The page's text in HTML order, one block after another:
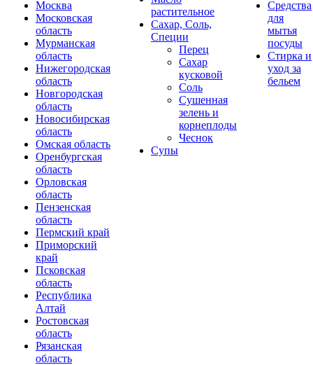
Москва
Московская
область
Мурманская
область
Нижегородская
область
Новгородская
область
Новосибирская
область
Омская область
Оренбургская
область
Орловская
область
Пензенская
область
Пермский край
Приморский
край
Псковская
область
Республика
Алтай
Ростовская
область
Рязанская
область
растительное
Сахар, Соль,
Специи
Перец
Сахар
кусковой
Соль
Сушенная
зелень и
корнеплоды
Чеснок
Супы
Средства
для
мытья
посуды
Стирка и
уход за
бельем